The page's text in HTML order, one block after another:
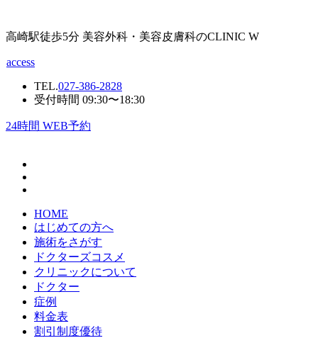
高崎駅徒歩5分 美容外科・美容皮膚科のCLINIC W
access
TEL.027-386-2828
受付時間 09:30〜18:30
24時間 WEB予約
HOME
はじめての方へ
施術をさがす
ドクターズコスメ
クリニックについて
ドクター
症例
料金表
割引制度優待